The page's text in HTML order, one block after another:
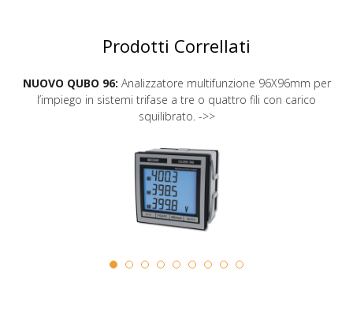
Prodotti Correllati
NUOVO QUBO 96: Analizzatore multifunzione 96X96mm per
l’impiego in sistemi trifase a tre o quattro fili con carico
squilibrato. ->>